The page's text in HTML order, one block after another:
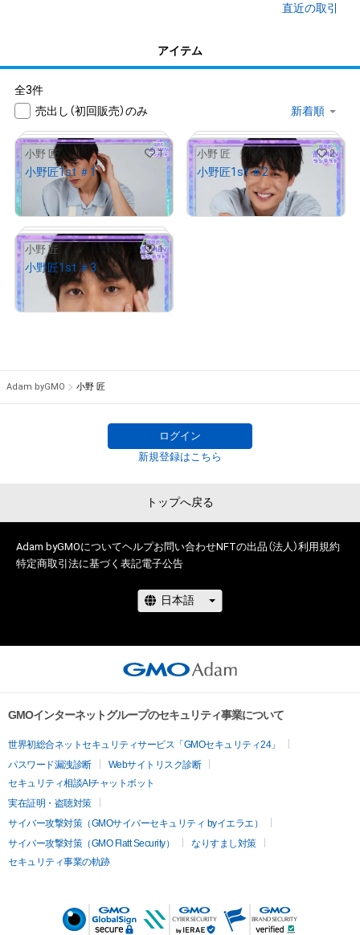
俳優、モデル、インフルエンサー、タレントなど個性豊かな参加
者48人の中から無料NFTのダウンロード数上位16名が二次予選
に選ばれます。NFTを無料でゲットしてあなたの”推し”を応援
しよう！
無料NFTを取得するには、以下『NEWSポストセブン』サイト上
の各参加者のリンクから無料NFTダウンロードページに遷移し
てください。
NFTを取得するにはAdamのアカウント開設が必要です。
直近の取引
アイテム
全3件
売出し（初回販売）のみ
# 102/1000
小野 匠 1
小野匠1st ＃1
500
小野 匠 2
小野匠1st ＃2
500
小野 匠 1
小野匠1st ＃3
500
Adam byGMO 小野 匠
ログイン
新規登録はこちら
トップへ戻る
Adam byGMOについてヘルプお問い合わせNFTの出品（法人）利用規約
特定商取引法に基づく表記電子公告
GMOインターネットグループのセキュリティ事業について
世界初総合ネットセキュリティサービス「GMOセキュリティ24」
パスワード漏洩診断
Webサイトリスク診断
セキュリティ相談AIチャットボット
実在証明・盗聴対策
サイバー攻撃対策（GMOサイバーセキュリティ byイエラエ）
サイバー攻撃対策（GMO Flatt Security）
なりすまし対策
セキュリティ事業の軌跡